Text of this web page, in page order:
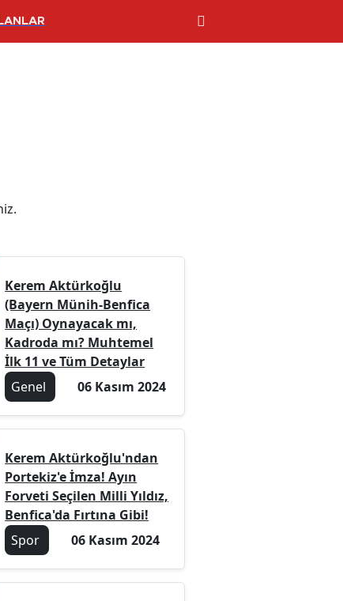
Kerem Aktürkoğlu
(Bayern Münih-Benfica
Maçı) Oynayacak mı,
Kadroda mı? Muhtemel
İlk 11 ve Tüm Detaylar
Genel
06 Kasım 2024
Kerem Aktürkoğlu'ndan
Portekiz'e İmza! Ayın
Forveti Seçilen Milli Yıldız,
Benfica'da Fırtına Gibi!
Spor
06 Kasım 2024